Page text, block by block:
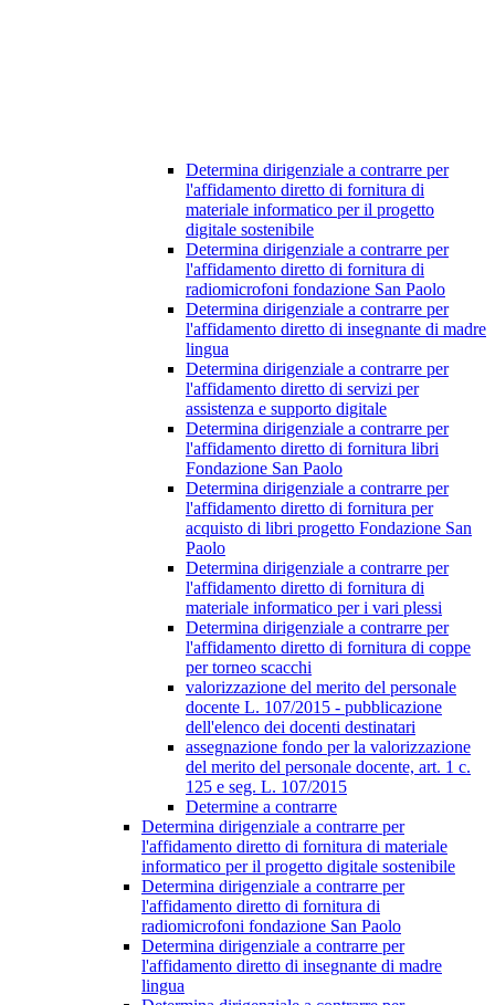
Determina dirigenziale a contrarre per
l'affidamento diretto di fornitura di
materiale informatico per il progetto
digitale sostenibile
Determina dirigenziale a contrarre per
l'affidamento diretto di fornitura di
radiomicrofoni fondazione San Paolo
Determina dirigenziale a contrarre per
l'affidamento diretto di insegnante di madre
lingua
Determina dirigenziale a contrarre per
l'affidamento diretto di servizi per
assistenza e supporto digitale
Determina dirigenziale a contrarre per
l'affidamento diretto di fornitura libri
Fondazione San Paolo
Determina dirigenziale a contrarre per
l'affidamento diretto di fornitura per
acquisto di libri progetto Fondazione San
Paolo
Determina dirigenziale a contrarre per
l'affidamento diretto di fornitura di
materiale informatico per i vari plessi
Determina dirigenziale a contrarre per
l'affidamento diretto di fornitura di coppe
per torneo scacchi
valorizzazione del merito del personale
docente L. 107/2015 - pubblicazione
dell'elenco dei docenti destinatari
assegnazione fondo per la valorizzazione
del merito del personale docente, art. 1 c.
125 e seg. L. 107/2015
Determine a contrarre
Determina dirigenziale a contrarre per
l'affidamento diretto di fornitura di materiale
informatico per il progetto digitale sostenibile
Determina dirigenziale a contrarre per
l'affidamento diretto di fornitura di
radiomicrofoni fondazione San Paolo
Determina dirigenziale a contrarre per
l'affidamento diretto di insegnante di madre
lingua